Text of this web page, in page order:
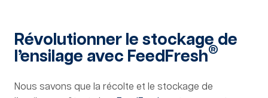
Révolutionner le stockage de
l’ensilage avec FeedFresh®
Nous savons que la récolte et le stockage de